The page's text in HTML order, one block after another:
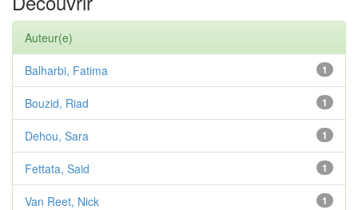
Auteur(e)
1
Balharbi, Fatima
1
Bouzid, Riad
1
Dehou, Sara
1
Fettata, Said
1
Van Reet, Nick